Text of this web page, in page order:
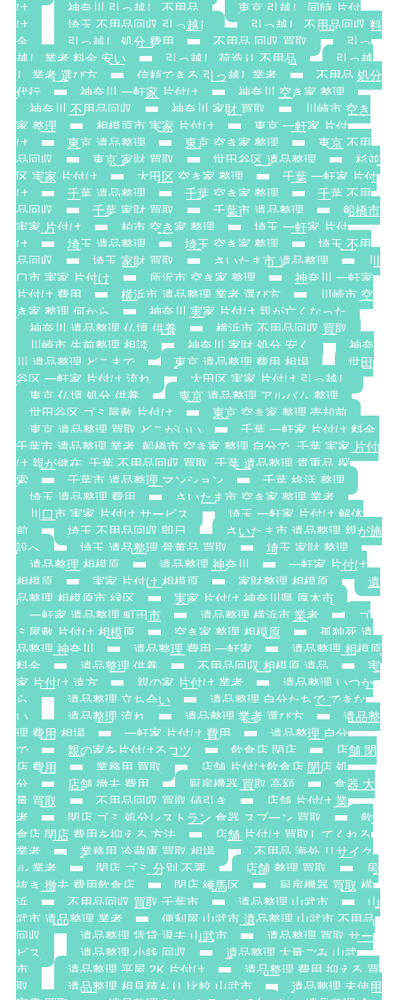
け
神奈川 引っ越し 不用品
東京 引越し 同時 片付
け
埼玉 不用品回収 引っ越し
引っ越し 不用品回収 料
金
引っ越し 処分 費用 不用品 回収 買取
引っ
越し 業者 料金 安い
引っ越し 荷造り 不用品
引っ越
し 業者 選び方
信頼できる 引っ越し業者
不用品 処分
代行
神奈川 一軒家 片付け
神奈川 空き家 整理
神奈川 不用品回収
神奈川 家財 買取
川崎市 空き
家 整理
相模原市 実家 片付け
東京 一軒家 片付
け
東京 遺品整理 東京 空き家 整理
東京 不用
品回収
東京 家財 買取 世田谷区 遺品整理
杉並
区 実家 片付け
大田区 空き家 整理
千葉 一軒家 片付
け
千葉 遺品整理 千葉 空き家 整理
千葉 不用
品回収
千葉 家財 買取 千葉市 遺品整理
船橋市
実家 片付け
柏市 空き家 整理
埼玉 一軒家 片付
け
埼玉 遺品整理 埼玉 空き家 整理
埼玉 不用
品回収
埼玉 家財 買取 さいたま市 遺品整理
川
口市 実家 片付け
所沢市 空き家 整理
神奈川 一軒家
片付け 費用
横浜市 遺品整理 業者 選び方
川崎市 空
き家 整理 何から
神奈川 実家 片付け 親が亡くなった
神奈川 遺品整理 仏壇 供養
横浜市 不用品回収 買取
川崎市 生前整理 相談
神奈川 家財 処分 安く
神奈
川 遺品整理 どこまで
東京 遺品整理 費用 相場
世田
谷区 一軒家 片付け 流れ
大田区 実家 片付け 引っ越し
東京 仏壇 処分 供養
東京 遺品整理 アルバム 整理
世田谷区 ゴミ屋敷 片付け
東京 空き家 整理 売却前
東京 遺品整理 買取 どこがいい
千葉 一軒家 片付け 料金.
千葉市 遺品整理 業者. 船橋市 空き家 整理 自分で. 千葉 実家 片付
け 親が健在. 千葉 不用品回収 買取. 千葉 遺品整理 貴重品 探
索
千葉市 遺品整理 マンション
千葉 終活 整理
埼玉 遺品整理 費用
さいたま市 空き家 整理 業者
川口市 実家 片付け サービス
埼玉 一軒家 片付け 解体
前
埼玉 不用品回収 即日
さいたま市 遺品整理 親が施
設へ
埼玉 遺品整理 骨董品 買取
埼玉 家財 整理
遺品整理 相模原
遺品整理 神奈川
一軒家 片付け
相模原
実家 片付け 相模原 家財整理 相模原
遺
品整理 相模原市 緑区
実家 片付け 神奈川県 厚木市
一軒家 遺品整理 町田市
遺品整理 横浜市 業者
ゴ
ミ屋敷 片付け 相模原
空き家 整理 相模原
孤独死 遺
品整理 神奈川
遺品整理 費用 一軒家
遺品整理 相模原
料金
遺品整理 供養 不用品回収 相模原 遺品
実
家 片付け 遠方
親の家 片付け 業者
遺品整理 いつか
ら
遺品整理 立ち会い
遺品整理 自分たちで できな
い
遺品整理 流れ 遺品整理 業者 選び方
遺品整
理 費用 相場
一軒家 片付け 費用
遺品整理 自分
で
親の家を片付けるコツ 飲食店 閉店
店舗 閉
店 費用
業務用 買取
店舗 片付け飲食店 閉店 処
分
店舗 撤去 費用 厨房機器 買取 高額
食器 大
量 買取
不用品回収 買取 値引き
店舗 片付け 業
者
閉店 ゴミ 処分レストラン 食器 スプーン 買取
飲
食店 閉店 費用を抑える 方法
店舗 片付け 買取してくれる
業者
業務用 冷蔵庫 買取 相場
不用品 海外 リサイク
ル 業者
閉店 ゴミ 分別 不要 店舗 整理 買取
居
抜き 撤去 費用飲食店
閉店 練馬区
厨房機器 買取 横
浜
不用品回収 買取 千葉市 遺品整理 山武市
山
武市 遺品整理 業者
便利屋 山武市 遺品整理 山武市 不用品
回収
遺品整理 賃貸 退去 山武市
遺品整理 買取 サー
ビス
遺品整理 小銭 回収
遺品整理 大量ごみ 山武
市
遺品整理 平屋 2K 片付け
遺品整理 費用 抑える 買
取
遺品整理 相見積もり 比較 山武市
遺品整理 未使用